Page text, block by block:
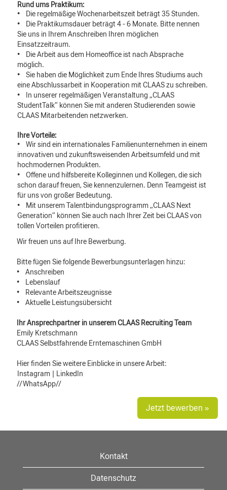
Rund ums Praktikum:
• Die regelmäßige Wochenarbeitszeit beträgt 35 Stunden.
• Die Praktikumsdauer beträgt 4 - 6 Monate. Bitte nennen
Sie uns in Ihrem Anschreiben Ihren möglichen
Einsatzzeitraum.
• Die Arbeit aus dem Homeoffice ist nach Absprache
möglich.
• Sie haben die Möglichkeit zum Ende Ihres Studiums auch
eine Abschlussarbeit in Kooperation mit CLAAS zu schreiben.
• In unserer regelmäßigen Veranstaltung „CLAAS
StudentTalk“ können Sie mit anderen Studierenden sowie
CLAAS Mitarbeitenden netzwerken.
Ihre Vorteile:
• Wir sind ein internationales Familienunternehmen in einem
innovativen und zukunftsweisenden Arbeitsumfeld und mit
hochmodernen Produkten.
• Offene und hilfsbereite Kolleginnen und Kollegen, die sich
schon darauf freuen, Sie kennenzulernen. Denn Teamgeist ist
für uns von großer Bedeutung.
• Mit unserem Talentbindungsprogramm „CLAAS Next
Generation“ können Sie auch nach Ihrer Zeit bei CLAAS von
tollen Vorteilen profitieren.
Wir freuen uns auf Ihre Bewerbung.
Bitte fügen Sie folgende Bewerbungsunterlagen hinzu:
• Anschreiben
• Lebenslauf
• Relevante Arbeitszeugnisse
• Aktuelle Leistungsübersicht
Ihr Ansprechpartner in unserem CLAAS Recruiting Team
Emily Kretschmann
CLAAS Selbstfahrende Erntemaschinen GmbH
Hier finden Sie weitere Einblicke in unsere Arbeit:
Instagram
LinkedIn
//WhatsApp//
Jetzt bewerben »
Kontakt
Datenschutz